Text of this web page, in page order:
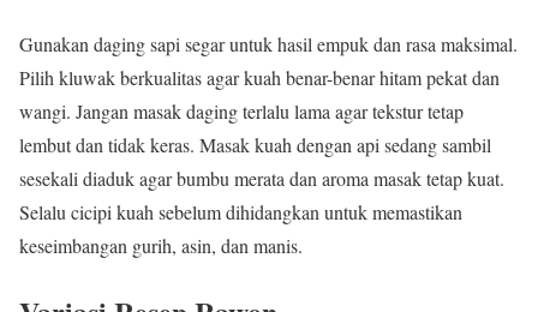
Gunakan daging sapi segar untuk hasil empuk dan rasa maksimal.
Pilih kluwak berkualitas agar kuah benar-benar hitam pekat dan
wangi. Jangan masak daging terlalu lama agar tekstur tetap
lembut dan tidak keras. Masak kuah dengan api sedang sambil
sesekali diaduk agar bumbu merata dan aroma masak tetap kuat.
Selalu cicipi kuah sebelum dihidangkan untuk memastikan
keseimbangan gurih, asin, dan manis.